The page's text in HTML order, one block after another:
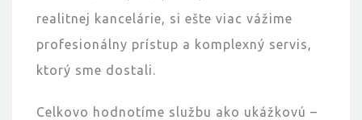
realitnej kancelárie, si ešte viac vážime
profesionálny prístup a komplexný servis,
ktorý sme dostali.
Celkovo hodnotíme službu ako ukážkovú –